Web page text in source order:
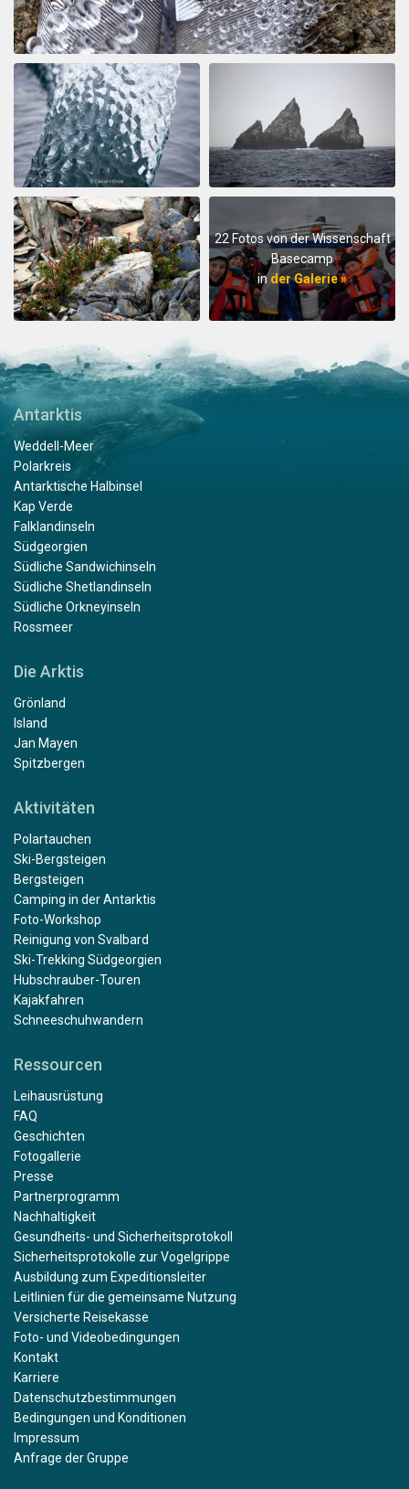
22 Fotos von der Wissenschaft
Basecamp
in der Galerie »
Antarktis
Weddell-Meer
Polarkreis
Antarktische Halbinsel
Kap Verde
Falklandinseln
Südgeorgien
Südliche Sandwichinseln
Südliche Shetlandinseln
Südliche Orkneyinseln
Rossmeer
Die Arktis
Grönland
Island
Jan Mayen
Spitzbergen
Aktivitäten
Polartauchen
Ski-Bergsteigen
Bergsteigen
Camping in der Antarktis
Foto-Workshop
Reinigung von Svalbard
Ski-Trekking Südgeorgien
Hubschrauber-Touren
Kajakfahren
Schneeschuhwandern
Ressourcen
Leihausrüstung
FAQ
Geschichten
Fotogallerie
Presse
Partnerprogramm
Nachhaltigkeit
Gesundheits- und Sicherheitsprotokoll
Sicherheitsprotokolle zur Vogelgrippe
Ausbildung zum Expeditionsleiter
Leitlinien für die gemeinsame Nutzung
Versicherte Reisekasse
Foto- und Videobedingungen
Kontakt
Karriere
Datenschutzbestimmungen
Bedingungen und Konditionen
Impressum
Anfrage der Gruppe